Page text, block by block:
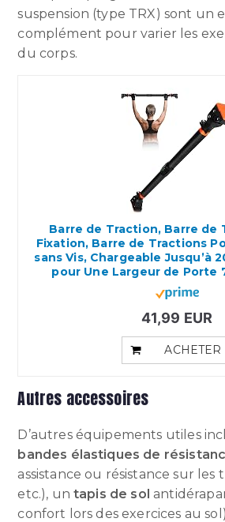
suspension (type TRX) sont un
complément pour varier les
du corps.
Barre de Traction, Barre de
Fixation, Barre de Tractions
sans Vis, Chargeable Jusqu’à
pour Une Largeur de Porte
41,99 EUR
ACHETER
Autres accessoires
D’autres équipements utiles
bandes élastiques de
assistance ou résistance sur les
etc.), untapis de sol
confort lors des exercices au